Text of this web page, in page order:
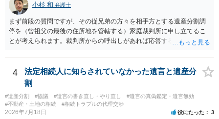
小杉 和 弁護士
まず前段の質問ですが、その従兄弟の方々を相手方とする遺産分割調
停を（曾祖父の最後の住所地を管轄する）家庭裁判所に申し立てるこ
とが考えられます。裁判所からの呼出しがあれば応答する可能性がま
能と思われます。時間が思った以上にないので必要書類をてきぱきと
揃える必要があります。その点是非御注意ください。
4
法定相続人に知らされていなかった遺言と遺産分
割
#遺産分割 #協議 #遺言の書き直し・やり直し
#遺言の真偽鑑定・遺言無効
#不動産・土地の相続
#相続トラブルの代理交渉
2026年7月18日 役にたった 3